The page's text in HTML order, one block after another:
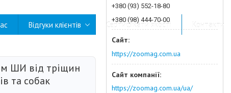
Відгуки клієнтів Сертифікати якості Контакти
ШИ від тріщин
та собак
+380 (93) 552-18-80
+380 (98) 444-70-00
https://zoomag.com.ua
https://zoomag.com.ua/ua/